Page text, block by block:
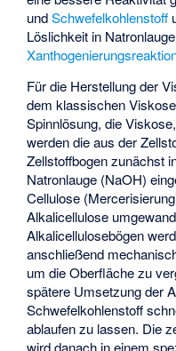
undSchwefelkohlenstoff
Löslichkeit in
Für die Herstellung der
dem klassischen
Spinnlösung, die
werden die aus der
Zellstoffbogen zunächst
Natronlauge (NaOH)
Cellulose (Mercerisierung
Alkalicellulose
Alkalicellulosebögen
anschließend
um die Oberfläche zu
spätere Umsetzung der
Schwefelkohlenstoff
ablaufen zu lassen. Die
wird danach in einem